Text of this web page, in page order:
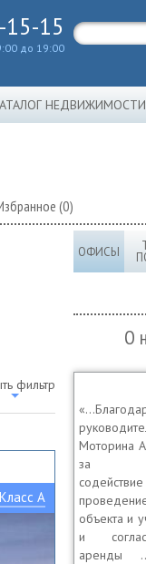
15-15
до 19:00
НЕДВИЖИМОСТИ
(0)
фильтр
Класс A
ОФИСЫ
О
Моторина
за
объекта и
и
аренды